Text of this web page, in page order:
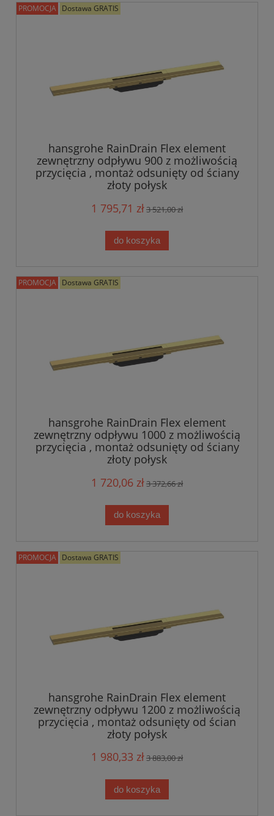
hansgrohe RainDrain Flex element
zewnętrzny odpływu 900 z możliwością
przycięcia , montaż odsunięty od ściany
złoty połysk
1 795,71 zł3 521,00 zł
do koszyka
PROMOCJA Dostawa GRATIS
hansgrohe RainDrain Flex element
zewnętrzny odpływu 1000 z możliwością
przycięcia , montaż odsunięty od ściany
złoty połysk
1 720,06 zł3 372,66 zł
do koszyka
PROMOCJA Dostawa GRATIS
hansgrohe RainDrain Flex element
zewnętrzny odpływu 1200 z możliwością
przycięcia , montaż odsunięty od ścian
złoty połysk
1 980,33 zł3 883,00 zł
do koszyka
PROMOCJA Dostawa GRATIS